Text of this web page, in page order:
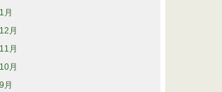
月
月
月
月
月